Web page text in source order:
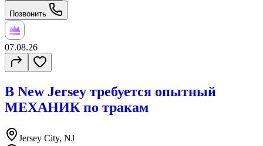
Позвонить
07.08.26
В New Jersey требуется опытный
МЕХАНИК по тракам
Jersey City, NJ